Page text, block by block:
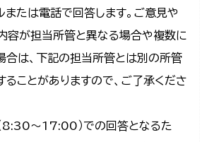
または電話で回答します。ご意見や
容が担当所管と異なる場合や複数に
合は、下記の担当所管とは別の所管
ることがありますので、ご了承くださ
8:30〜17:00）での回答となるた